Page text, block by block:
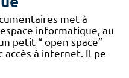
met à
informatique, au
petit “ open space”
accès à internet. Il pe